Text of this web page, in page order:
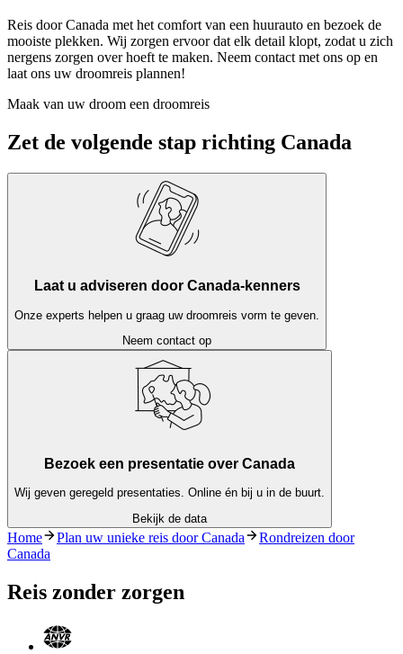
Reis door Canada met het comfort van een huurauto en bezoek de
mooiste plekken. Wij zorgen ervoor dat elk detail klopt, zodat u zich
nergens zorgen over hoeft te maken. Neem contact met ons op en
laat ons uw droomreis plannen!
Maak van uw droom een droomreis
Zet de volgende stap richting Canada
Laat u adviseren door Canada-kenners
Onze experts helpen u graag uw droomreis vorm te geven.
Neem contact op
Bezoek een presentatie over Canada
Wij geven geregeld presentaties. Online én bij u in de buurt.
Bekijk de data
Home Plan uw unieke reis door Canada
Rondreizen door
Canada
Reis zonder zorgen